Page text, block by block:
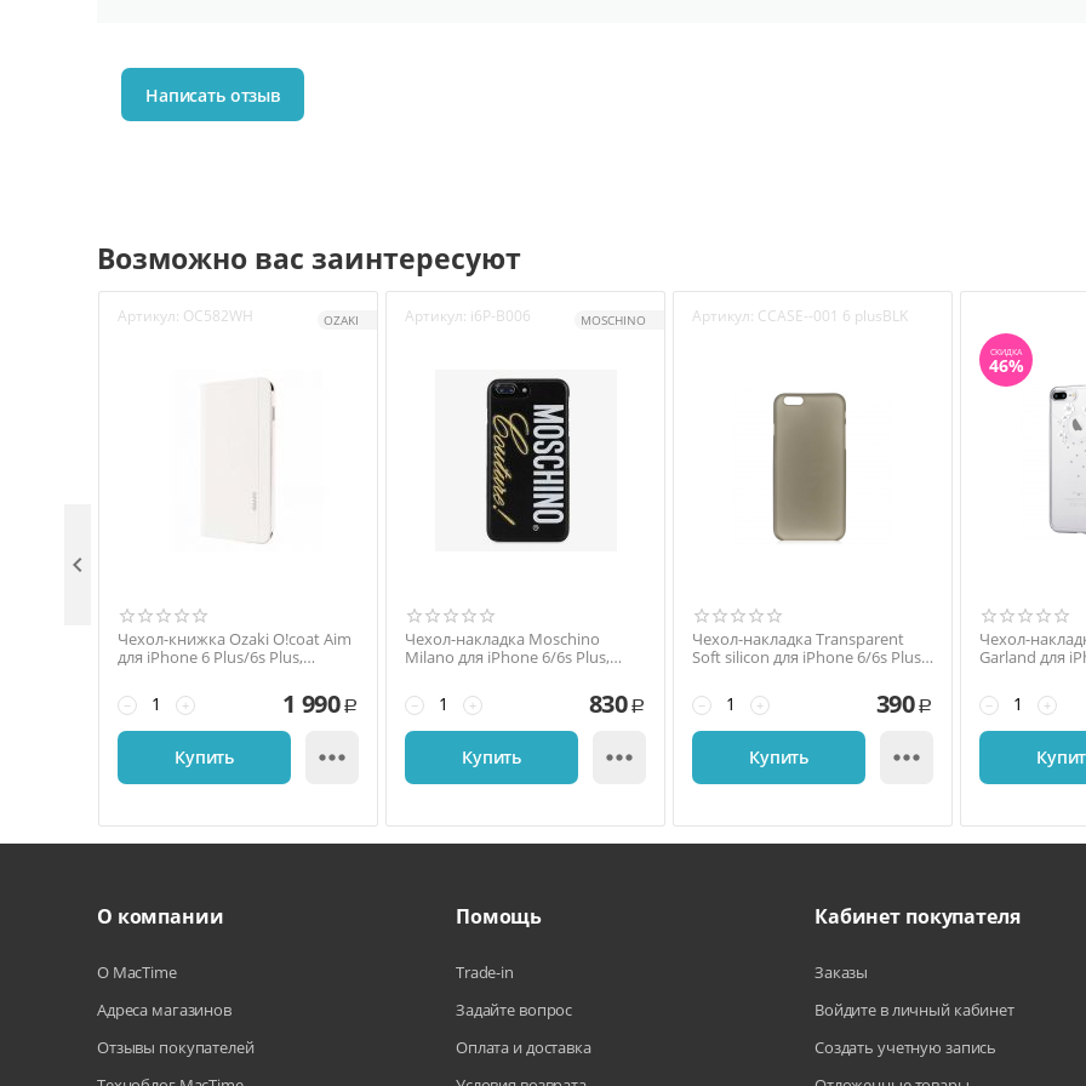
Написать отзыв
Возможно вас заинтересуют
Артикул: OC582WH OZAKI
Чехол-книжка Ozaki O!coat Aim
для iPhone 6 Plus/6s Plus,
+
− 1 990 Р
Купить 
Артикул: i6P-B006 MOSCHINO
Чехол-накладка Moschino
Milano для iPhone 6/6s Plus,
чёрный / белый
+
− 830 Р
Купить 
Артикул: CCASE--001 6 plusBLK
Чехол-накладка Transparent
Soft silicon для iPhone 6/6s Plus,
+
− 390 Р
Купить 
СКИДКА
46%
Чехол-
Garland для
серебряный
+
−

О компании
О MacTime
Адреса магазинов
Отзывы покупателей
Помощь
Trade-in
Задайте вопрос
Оплата и доставка
Кабинет покупателя
Заказы
Войдите в личный кабинет
Создать учетную запись